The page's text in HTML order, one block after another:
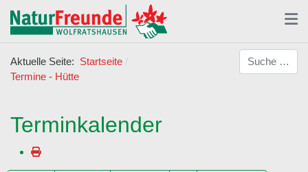
Aktuelle Seite: Startseite
Termine - Hütte
Suchen
Terminkalender